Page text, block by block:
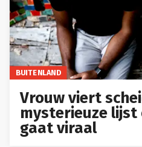
BUITENLAND
Vrouw viert
mysterieuze lijst
gaat viraal